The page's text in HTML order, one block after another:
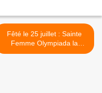
Fêté le 25 juillet : Sainte
Femme Olympiada la
Diaconesse de